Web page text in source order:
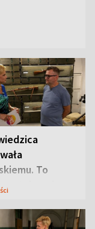
To
tajemnica